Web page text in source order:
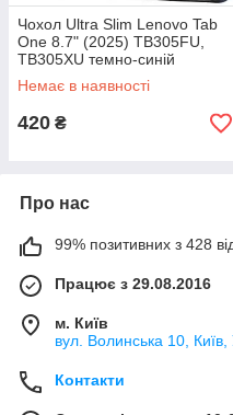
Чохол Ultra Slim Lenovo Tab
One 8.7" (2025) TB305FU,
TB305XU темно-синій
Немає в наявності
420 ₴
Про нас
99% позитивних з 428
Працює з 29.08.2016
м. Київ
вул. Волинська 10, Київ,
Контакти